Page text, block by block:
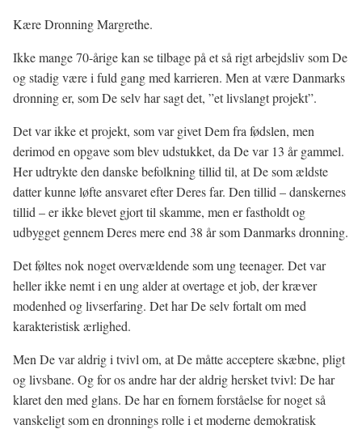
Kære Dronning Margrethe.
Ikke mange 70-årige kan se tilbage på et så rigt arbejdsliv som De
og stadig være i fuld gang med karrieren. Men at være Danmarks
dronning er, som De selv har sagt det, ”et livslangt projekt”.
Det var ikke et projekt, som var givet Dem fra fødslen, men
derimod en opgave som blev udstukket, da De var 13 år gammel.
Her udtrykte den danske befolkning tillid til, at De som ældste
datter kunne løfte ansvaret efter Deres far. Den tillid – danskernes
tillid – er ikke blevet gjort til skamme, men er fastholdt og
udbygget gennem Deres mere end 38 år som Danmarks dronning.
Det føltes nok noget overvældende som ung teenager. Det var
heller ikke nemt i en ung alder at overtage et job, der kræver
modenhed og livserfaring. Det har De selv fortalt om med
karakteristisk ærlighed.
Men De var aldrig i tvivl om, at De måtte acceptere skæbne, pligt
og livsbane. Og for os andre har der aldrig hersket tvivl: De har
klaret den med glans. De har en fornem forståelse for noget så
vanskeligt som en dronnings rolle i et moderne demokratisk